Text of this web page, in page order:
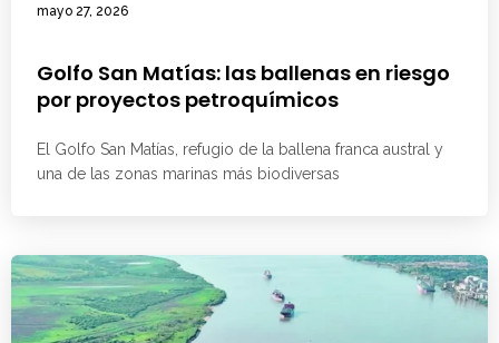
mayo 27, 2026
Golfo San Matías: las ballenas en riesgo
por proyectos petroquímicos
El Golfo San Matías, refugio de la ballena franca austral y
una de las zonas marinas más biodiversas